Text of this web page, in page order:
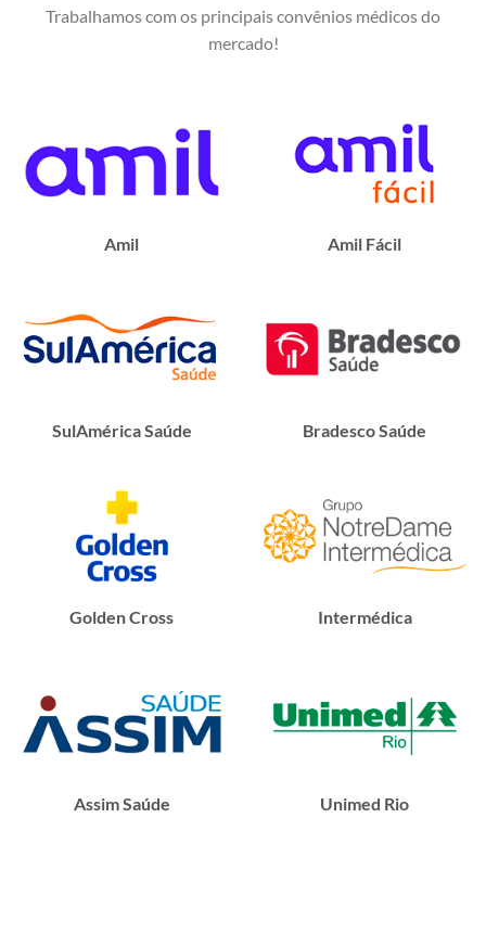
Trabalhamos com os principais convênios médicos do
mercado!
Amil Amil Fácil
SulAmérica Saúde Bradesco Saúde
Golden Cross Intermédica
Assim Saúde Unimed Rio